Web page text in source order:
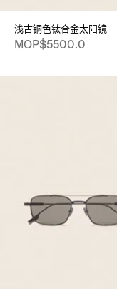
浅古铜色钛合金太阳镜
MOP$5500.0